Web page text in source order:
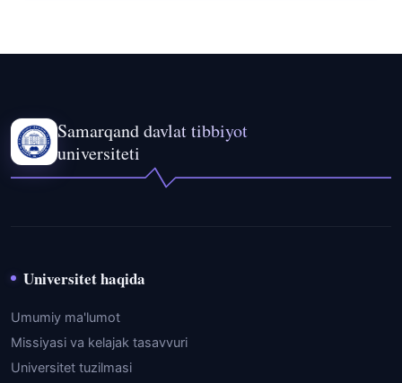
Samarqand davlat tibbiyot
universiteti
Universitet haqida
Umumiy ma'lumot
Missiyasi va kelajak tasavvuri
Universitet tuzilmasi